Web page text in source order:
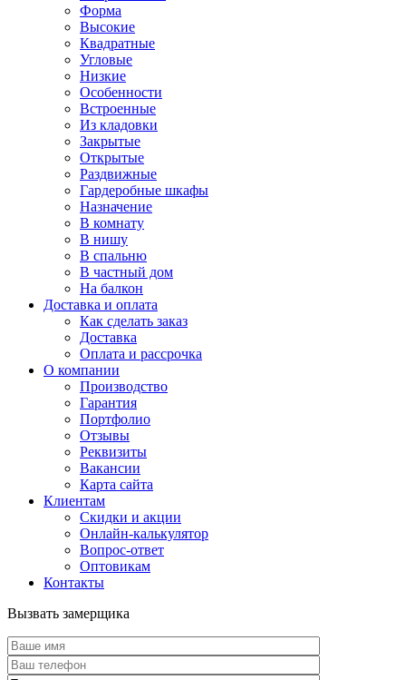
Форма
Высокие
Квадратные
Угловые
Низкие
Особенности
Встроенные
Из кладовки
Закрытые
Открытые
Раздвижные
Гардеробные шкафы
Назначение
В комнату
В нишу
В спальню
В частный дом
На балкон
Доставка и оплата
Как сделать заказ
Доставка
Оплата и рассрочка
О компании
Производство
Гарантия
Портфолио
Отзывы
Реквизиты
Вакансии
Карта сайта
Клиентам
Скидки и акции
Онлайн-калькулятор
Вопрос-ответ
Оптовикам
Контакты
Вызвать замерщика